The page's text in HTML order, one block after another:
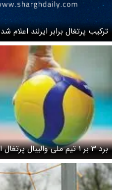
ترکیب پرتغال برابر ایرلند اعلام شد
برد ۳ بر ۱ تیم ملی والیبال پرتغال از کوبا